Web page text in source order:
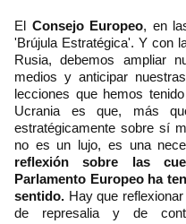
El Consejo Europeo, en
'Brújula Estratégica'. Y con
Rusia, debemos ampliar
medios y anticipar
lecciones que hemos
Ucrania es que, más
estratégicamente sobre sí
no es un lujo, es una
reflexión sobre las
Parlamento Europeo ha
sentido. Hay que
de represalia y de